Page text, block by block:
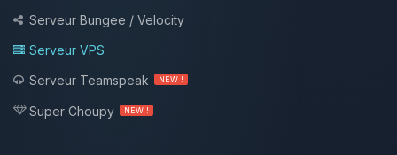
Serveur Bungee / Velocity
Serveur VPS
Serveur Teamspeak
NEW !
Super Choupy NEW !